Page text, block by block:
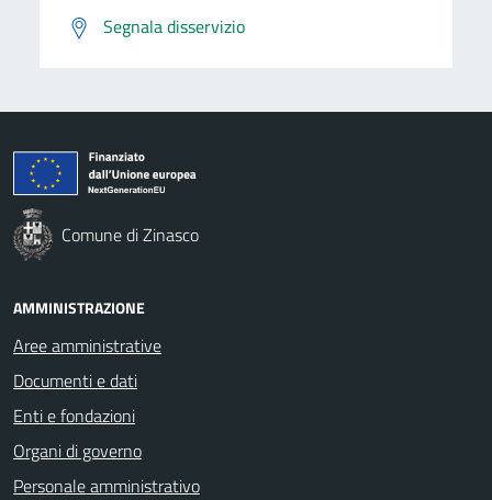
Segnala disservizio
Comune di Zinasco
AMMINISTRAZIONE
Aree amministrative
Documenti e dati
Enti e fondazioni
Organi di governo
Personale amministrativo